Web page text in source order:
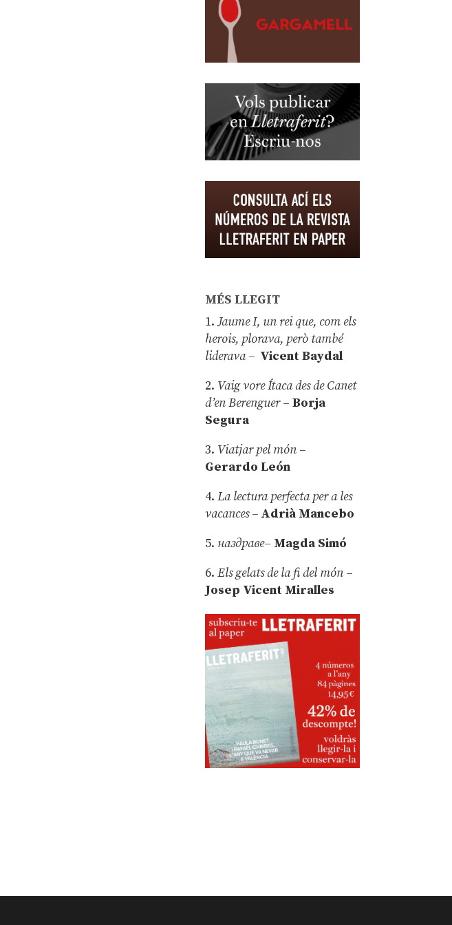
MÉS LLEGIT
1.Jaume I, un rei que, com els
herois, plorava, però també
liderava – Vicent Baydal
2. Vaig vore Ítaca des de Canet
d’en Berenguer–Borja
Segura
3. Viatjar pel món –
Gerardo León
4.La lectura perfecta per a les
vacances – Adrià Mancebo
5. наздраве– Magda Simó
6.Els gelats de la fi del món –
Josep Vicent Miralles